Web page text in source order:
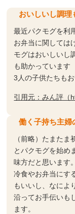
おいしいし調理
最近パクモグを利
お弁当に関しては
モグはおいしいし
も助かっています
3人の子供たちも
引用元：みん評（
働く子持ち主婦
（前略）たまた
とパクモグを始め
味方だと思います。
冷食やお弁当にす
もいいし、なによ
沿ってお手伝いも
ます。